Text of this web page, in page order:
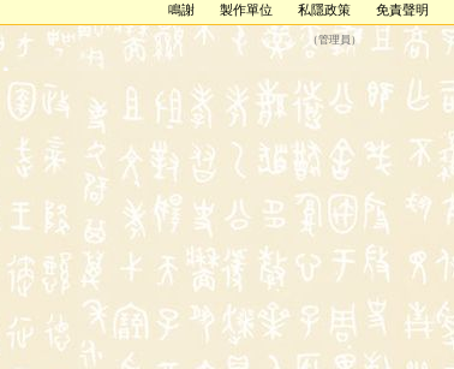
鳴謝
製作單位 私隱政策 免責聲明
（管理員 ）